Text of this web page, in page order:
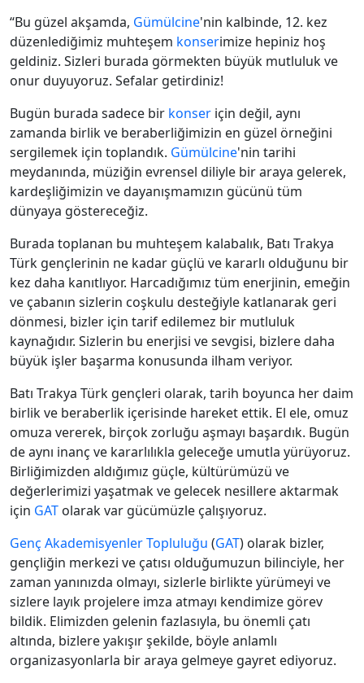
“Bu güzel akşamda, Gümülcine'nin kalbinde, 12. kez
düzenlediğimiz muhteşem konserimize hepiniz hoş
geldiniz. Sizleri burada görmekten büyük mutluluk ve
onur duyuyoruz. Sefalar getirdiniz!
Bugün burada sadece bir konser için değil, aynı
zamanda birlik ve beraberliğimizin en güzel örneğini
sergilemek için toplandık. Gümülcine'nin tarihi
meydanında, müziğin evrensel diliyle bir araya gelerek,
kardeşliğimizin ve dayanışmamızın gücünü tüm
dünyaya göstereceğiz.
Burada toplanan bu muhteşem kalabalık, Batı Trakya
Türk gençlerinin ne kadar güçlü ve kararlı olduğunu bir
kez daha kanıtlıyor. Harcadığımız tüm enerjinin, emeğin
ve çabanın sizlerin coşkulu desteğiyle katlanarak geri
dönmesi, bizler için tarif edilemez bir mutluluk
kaynağıdır. Sizlerin bu enerjisi ve sevgisi, bizlere daha
büyük işler başarma konusunda ilham veriyor.
Batı Trakya Türk gençleri olarak, tarih boyunca her daim
birlik ve beraberlik içerisinde hareket ettik. El ele, omuz
omuza vererek, birçok zorluğu aşmayı başardık. Bugün
de aynı inanç ve kararlılıkla geleceğe umutla yürüyoruz.
Birliğimizden aldığımız güçle, kültürümüzü ve
değerlerimizi yaşatmak ve gelecek nesillere aktarmak
için GAT olarak var gücümüzle çalışıyoruz.
Genç Akademisyenler Topluluğu (GAT) olarak bizler,
gençliğin merkezi ve çatısı olduğumuzun bilinciyle, her
zaman yanınızda olmayı, sizlerle birlikte yürümeyi ve
sizlere layık projelere imza atmayı kendimize görev
bildik. Elimizden gelenin fazlasıyla, bu önemli çatı
altında, bizlere yakışır şekilde, böyle anlamlı
organizasyonlarla bir araya gelmeye gayret ediyoruz.